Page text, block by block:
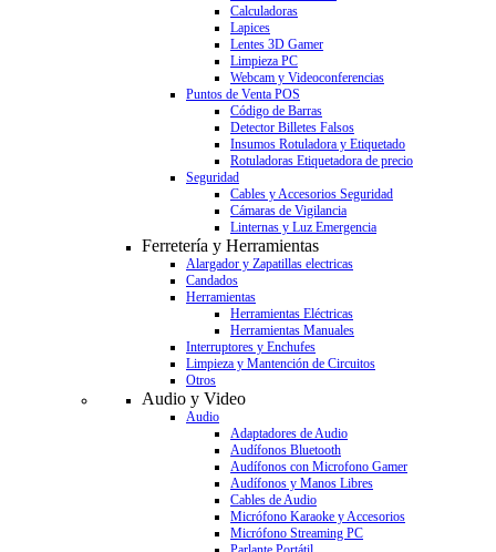
Calculadoras
Lapices
Lentes 3D Gamer
Limpieza PC
Webcam y Videoconferencias
Puntos de Venta POS
Código de Barras
Detector Billetes Falsos
Insumos Rotuladora y Etiquetado
Rotuladoras Etiquetadora de precio
Seguridad
Cables y Accesorios Seguridad
Cámaras de Vigilancia
Linternas y Luz Emergencia
Ferretería y Herramientas
Alargador y Zapatillas electricas
Candados
Herramientas
Herramientas Eléctricas
Herramientas Manuales
Interruptores y Enchufes
Limpieza y Mantención de Circuitos
Otros
Audio y Video
Audio
Adaptadores de Audio
Audífonos Bluetooth
Audífonos con Microfono Gamer
Audífonos y Manos Libres
Cables de Audio
Micrófono Karaoke y Accesorios
Micrófono Streaming PC